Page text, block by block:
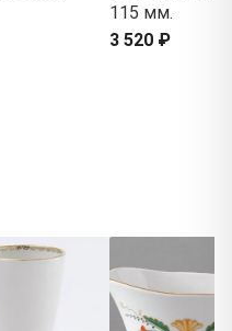
115 мм.
3 520 ₽